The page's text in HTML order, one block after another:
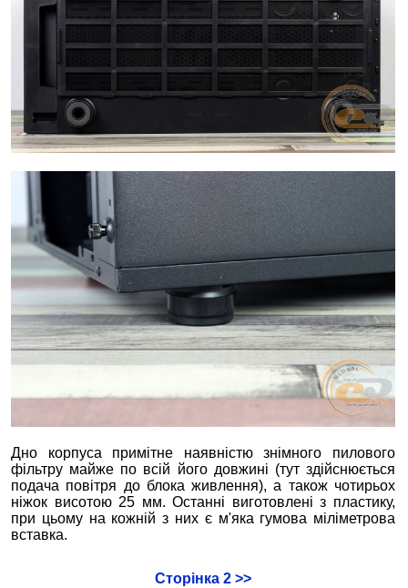
Дно корпуса примітне наявністю знімного пилового
фільтру майже по всій його довжині (тут здійснюється
подача повітря до блока живлення), а також чотирьох
ніжок висотою 25 мм. Останні виготовлені з пластику,
при цьому на кожній з них є м'яка гумова міліметрова
вставка.
Сторінка 2 >>